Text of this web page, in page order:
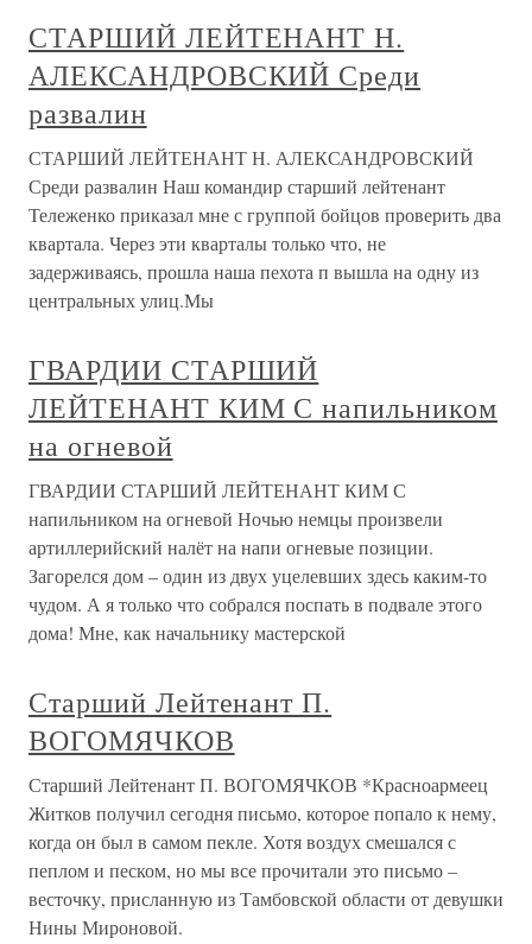
СТАРШИЙ ЛЕЙТЕНАНТ Н.
АЛЕКСАНДРОВСКИЙ Среди
развалин
СТАРШИЙ ЛЕЙТЕНАНТ Н. АЛЕКСАНДРОВСКИЙ
Среди развалин Наш командир старший лейтенант
Тележенко приказал мне с группой бойцов проверить два
квартала. Через эти кварталы только что, не
задерживаясь, прошла наша пехота п вышла на одну из
центральных улиц.Мы
ГВАРДИИ СТАРШИЙ
ЛЕЙТЕНАНТ КИМ С напильником
на огневой
ГВАРДИИ СТАРШИЙ ЛЕЙТЕНАНТ КИМ С
напильником на огневой Ночью немцы произвели
артиллерийский налёт на напи огневые позиции.
Загорелся дом – один из двух уцелевших здесь каким-то
чудом. А я только что собрался поспать в подвале этого
дома! Мне, как начальнику мастерской
Старший Лейтенант П.
ВОГОМЯЧКОВ
Старший Лейтенант П. ВОГОМЯЧКОВ *Красноармеец
Житков получил сегодня письмо, которое попало к нему,
когда он был в самом пекле. Хотя воздух смешался с
пеплом и песком, но мы все прочитали это письмо –
весточку, присланную из Тамбовской области от девушки
Нины Мироновой.